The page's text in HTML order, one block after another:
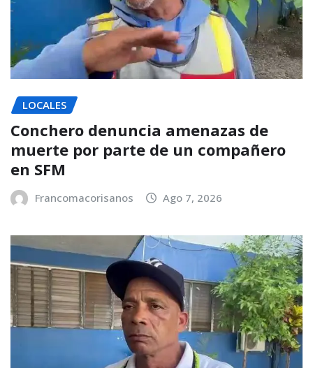
LOCALES
Conchero denuncia amenazas de
muerte por parte de un compañero
en SFM
Francomacorisanos Ago 7, 2026